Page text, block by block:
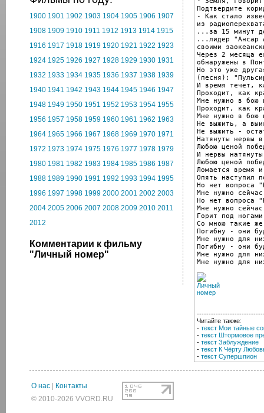
1900 1901 1902 1903 1904 1905 1906 1907
1908 1909 1910 1911 1912 1913 1914 1915
1916 1917 1918 1919 1920 1921 1922 1923
1924 1925 1926 1927 1928 1929 1930 1931
1932 1933 1934 1935 1936 1937 1938 1939
1940 1941 1942 1943 1944 1945 1946 1947
1948 1949 1950 1951 1952 1953 1954 1955
1956 1957 1958 1959 1960 1961 1962 1963
1964 1965 1966 1967 1968 1969 1970 1971
1972 1973 1974 1975 1976 1977 1978 1979
1980 1981 1982 1983 1984 1985 1986 1987
1988 1989 1990 1991 1992 1993 1994 1995
1996 1997 1998 1999 2000 2001 2002 2003
2004 2005 2006 2007 2008 2009 2010 2011
2012
Комментарии к фильму
"Личный номер"
Подтвердите
- Как стало
из
...за 15 минут
...лидер "Ансар
своими
Через 2 месяца
обнаружены в
Но это уже
(песня):
И время течет,
Проходит, как
Мне нужно в бою
Проходит, как
Мне нужно в бою
Не выжить, а
Не выжить -
Натянуты нервы
Любою ценой
И нервы
Любою ценой
Ломается время
Опять наступил
Но нет вопроса
Мне нужно
Но нет вопроса
Мне нужно
Горит под
Со мною такие
Погибну - они
Мне нужно для
Погибну - они
Мне нужно для
Мне нужно для
Читайте также:
- текст Мои тайные
- текст Штормовое
- текст Заблуждение
- текст К Чёрту
- текст Супершпион
О нас
Контакты
© 2010-2026 VVORD.RU